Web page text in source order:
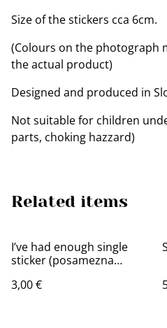
Size of the stickers cca 6cm.
(Colours on the photograph
the actual product)
Designed and produced in
Not suitable for children
parts, choking hazzard)
Related items
I’ve had enough single
sticker (posamezna
3,00 €